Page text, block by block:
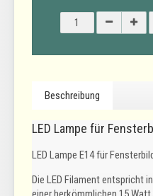
Beschreibung
LED Lampe für
LED Lampe E14 für
Die LED Filament entspricht